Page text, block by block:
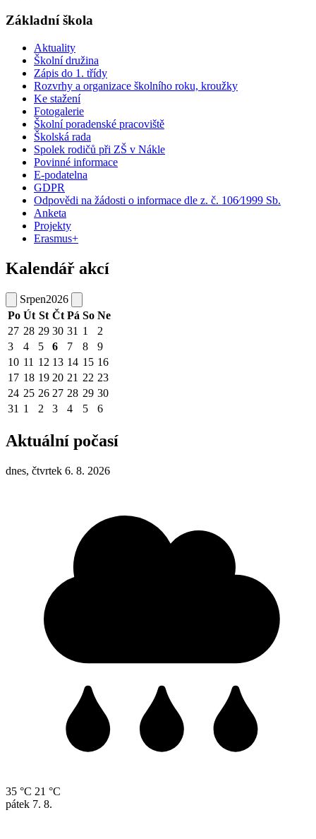
Základní škola
Aktuality
Školní družina
Zápis do 1. třídy
Rozvrhy a organizace školního roku, kroužky
Ke stažení
Fotogalerie
Školní poradenské pracoviště
Školská rada
Spolek rodičů při ZŠ v Nákle
Povinné informace
E-podatelna
GDPR
Odpovědi na žádosti o informace dle z. č. 106⁄1999 Sb.
Anketa
Projekty
Erasmus+
Kalendář akcí
Srpen2026
Po Út St Čt Pá So Ne
27 28 29 30 31 1
2
3
4 5 6 7 8
9
10 11 12 13 14 15 16
17 18 19 20 21 22 23
24 25 26 27 28 29 30
31 1 2 3 4 5 6
Aktuální počasí
dnes, čtvrtek 6. 8. 2026
35 °C 21 °C
pátek 7. 8.